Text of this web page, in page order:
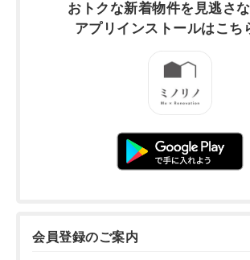
おトクな新着物件を 見逃さ
アプリインストールはこち
会員登録のご案内